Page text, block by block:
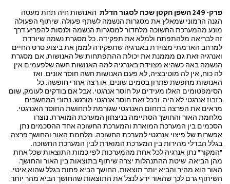
פרק- 249 השפן הקטן שכח לסגור הדלת
האנושות חיה תחת מעטה
הגנה הרמוני שמאלץ את מסגרות הנשמה לשתף פעולה. שיתוף הפעולה
מונע מהמערכת החשוכה מלחדור למסגרות הנשמה ולנסות להפריע דרך
זה לבריאה מלהתפתח ולמלא את תפקידה. כל מסגרת נשמה שיורדת
למרחב האדמתי מצוידת באנרגיה שתפקידה לממן את ביצוע סרט החיים
ואנרגיה זאת גם מממנת את יכולת ההתפתחות של האנושות. אם מסגרת
הנשמה באה כשהיא מצוידת באנרגיה למה האנושות חשה שלפעמים אין
לה כוח, אין לה מוטיבציה, לא פעם האנושות חשה חוסר אונים. ואז
האנושות מחפשת פתרון בסמים שונים, או רצה אחרי חופשה. כל
הסימפטומים האלו מעידים על חוסר אנרגטי. אבל אם בודקים לעומק, שום
בזבוז אנרגטי לא היה, ובכל זאת חוסר אנרגטי מורגש. נתוני המחשבים
מראים את הפרצה בתחום האנרגטי שגורמת לתחושת החוסר האנרגטי.
מלחמת האור והחושך הסתיימה בניצחון המערכת המוארת. נוצרו
הסכמים בין המערכת המוארת והמערכת החשוכה אחד ההסכמים נתן
אפשרות של פיצוי אנרגטי למערכת החשוכה. מלחמת האור והחושך פרצה
בגלל הבדלי מהירות בין המערכת המוארת לבין המערכת החשוכה.
"המקור" נתן אנרגיה לכל אחת מהמערכות לפי כמות התוצאות שכל אחת
מהן הביאה. שיטת ההתנהלות יצרה שיתוף בתוצאות בין האור והחושך.
האור הוא מהיר והביא יותר תוצאות, החושך הביא פחות בגלל שהוא איטי.
השיתוף גרם לכך שהאור ידע לנצל את התוצאות שהחושך הביא מהר יותר,